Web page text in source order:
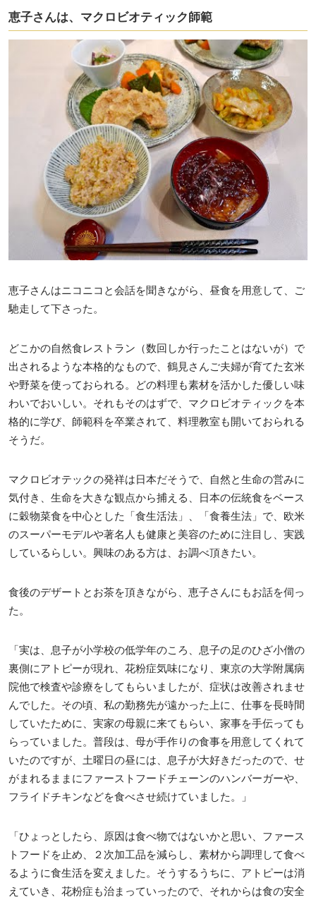
恵子さんは、マクロビオティック師範
恵子さんはニコニコと会話を聞きながら、昼食を用意して、ご
馳走して下さった。
どこかの自然食レストラン（数回しか行ったことはないが）で
出されるような本格的なもので、鶴見さんご夫婦が育てた玄米
や野菜を使っておられる。どの料理も素材を活かした優しい味
わいでおいしい。それもそのはずで、マクロビオティックを本
格的に学び、師範科を卒業されて、料理教室も開いておられる
そうだ。
マクロビオテックの発祥は日本だそうで、自然と生命の営みに
気付き、生命を大きな観点から捕える、日本の伝統食をベース
に穀物菜食を中心とした「食生活法」、「食養生法」で、欧米
のスーパーモデルや著名人も健康と美容のために注目し、実践
しているらしい。興味のある方は、お調べ頂きたい。
食後のデザートとお茶を頂きながら、恵子さんにもお話を伺っ
た。
「実は、息子が小学校の低学年のころ、息子の足のひざ小僧の
裏側にアトピーが現れ、花粉症気味になり、東京の大学附属病
院他で検査や診療をしてもらいましたが、症状は改善されませ
んでした。その頃、私の勤務先が遠かった上に、仕事を長時間
していたために、実家の母親に来てもらい、家事を手伝っても
らっていました。普段は、母が手作りの食事を用意してくれて
いたのですが、土曜日の昼には、息子が大好きだったので、せ
がまれるままにファーストフードチェーンのハンバーガーや、
フライドチキンなどを食べさせ続けていました。」
「ひょっとしたら、原因は食べ物ではないかと思い、ファース
トフードを止め、２次加工品を減らし、素材から調理して食べ
るように食生活を変えました。そうするうちに、アトピーは消
えていき、花粉症も治まっていったので、それからは食の安全